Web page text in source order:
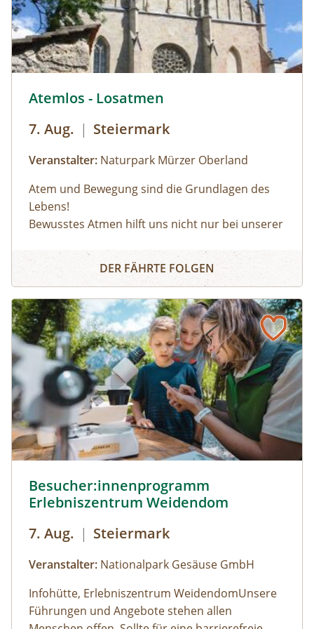
Forschungsprogramme (11:00, 14:00 und 16:00
Uhr): Erwachsene: € 7,00Kinder und Jugendliche
bis 15 Jahre: € 5,00Familienkarte (max. 4
Personen): € 12,00
Atemlos - Losatmen
7. Aug. | Steiermark
Veranstalter: Naturpark Mürzer Oberland
Atem und Bewegung sind die Grundlagen des
Lebens!
Bewusstes Atmen hilft uns nicht nur bei unserer
herausfordernden Situationen oder bei
körperlicher Anstrengung. Wir lernen durch
bewusst zu beeinflussen.
Atemlos - Losatmen
DER FÄHRTE FOLGEN
Besucher:innenprogramm
Erlebniszentrum Weidendom
7. Aug. | Steiermark
Veranstalter: Nationalpark Gesäuse GmbH
Infohütte, Erlebniszentrum WeidendomUnsere
Führungen und Angebote stehen allen